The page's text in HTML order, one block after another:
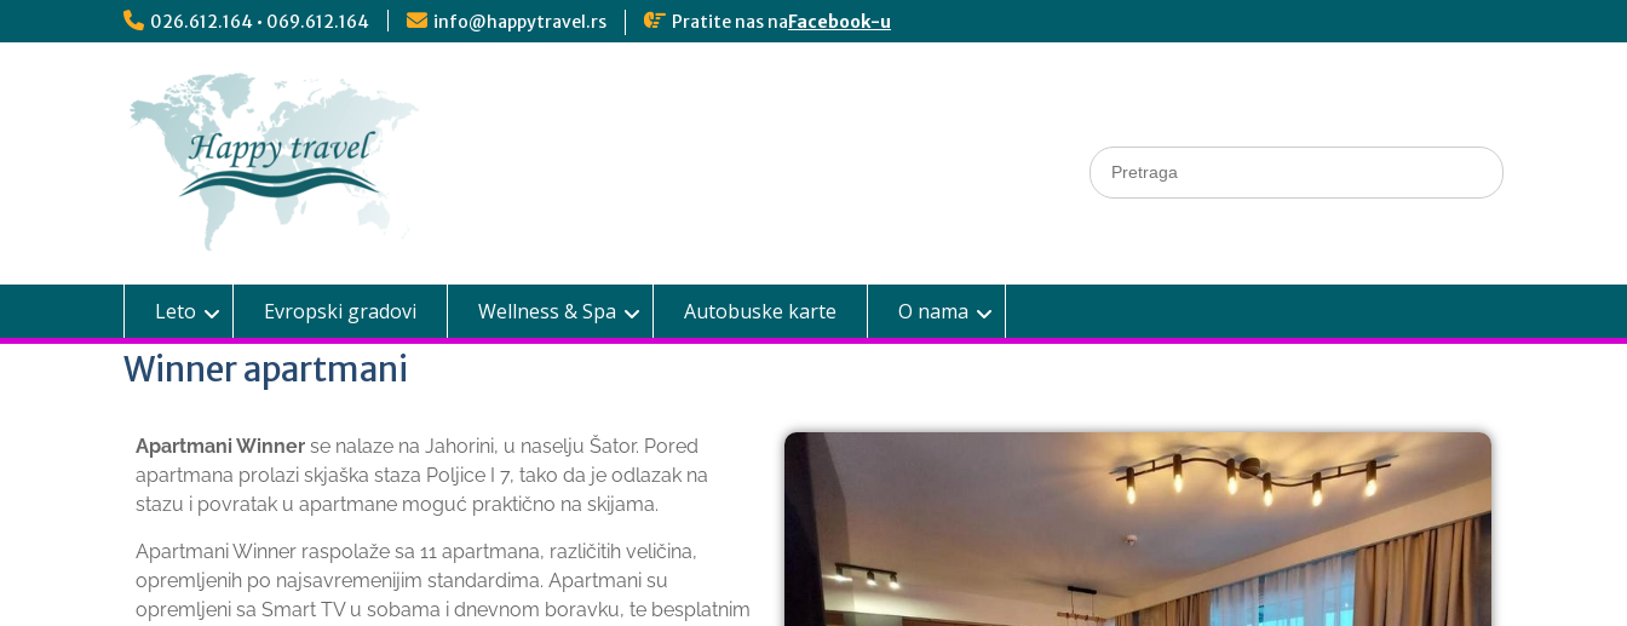
026.612.164 • 069.612.164 info@happytravel.rs Pratite nas naFacebook-u
Leto Evropski gradovi Wellness & Spa Autobuske karte O nama
Winner apartmani
Apartmani Winner se nalaze na Jahorini, u naselju Šator. Pored
apartmana prolazi skjaška staza Poljice I 7, tako da je odlazak na
stazu i povratak u apartmane moguć praktično na skijama.
Apartmani Winner raspolaže sa 11 apartmana, različitih veličina,
opremljenih po najsavremenijim standardima. Apartmani su
opremljeni sa Smart TV u sobama i dnevnom boravku, te besplatnim